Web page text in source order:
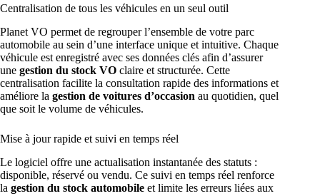
Centralisation de tous les véhicules en un seul outil
Planet VO permet de regrouper l’ensemble de votre parc
automobile au sein d’une interface unique et intuitive. Chaque
véhicule est enregistré avec ses données clés afin d’assurer
une gestion du stock VO claire et structurée. Cette
centralisation facilite la consultation rapide des informations et
améliore la gestion de voitures d’occasion au quotidien, quel
que soit le volume de véhicules.
Mise à jour rapide et suivi en temps réel
Le logiciel offre une actualisation instantanée des statuts :
disponible, réservé ou vendu. Ce suivi en temps réel renforce
la gestion du stock automobile et limite les erreurs liées aux